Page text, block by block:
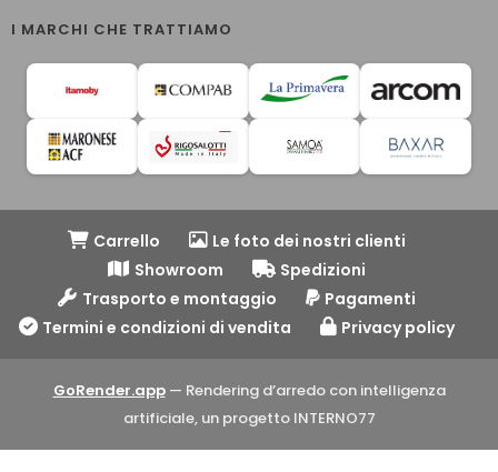
I MARCHI CHE TRATTIAMO
Carrello
Le foto dei nostri clienti
Showroom
Spedizioni
Trasporto e montaggio
Pagamenti
Termini e condizioni di vendita
Privacy policy
GoRender.app— Rendering d’arredo con intelligenza
artificiale, un progetto INTERNO77